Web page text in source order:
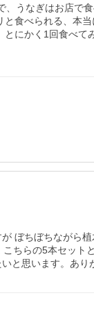
うなぎはお店で
食べられる、本
にかく1回食べ
ぼちぼちながら
ちらの5本セッ
と思います。あり